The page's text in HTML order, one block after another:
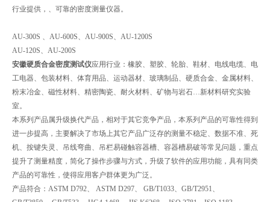
行业提供，、可靠的密度测量仪器。
AU-300S 、AU-600S、AU-900S、AU-1200S
AU-120S、AU-200S
安徽硬质合金密度测试仪应用行业：橡胶、塑胶、轮胎、鞋材、电线电缆、电
工电器、包装材料、体育用品、运动器材、玻璃制品、硬质合金、金属材料、
粉末冶金、磁性材料、精密陶瓷、耐火材料、矿物与岩石…新材料研究实验
室。
本系列产品属升级换代产品，相对于其它竞争产品，本系列产品的可靠性得到
进一步提高，主要解决了市场上其它产品广泛存的测量不稳定、数据不准、死
机、按键失灵、吊线弯曲、吊栏易碰触容器槽、容器槽易破等常见问题，重点
提升了测量精度，简化了操作步骤与方式，升级了软件的应用功能，具有同类
产品的可靠性，使得应用客户群体更为广泛。
产品符合：ASTM D792、 ASTM D297、 GB/T1033、GB/T2951、